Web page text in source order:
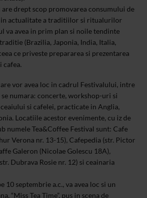
are drept scop promovarea consumului de
in actualitate a traditiilor si ritualurilor
va avea in prim plan si noile tendinte
(Brazilia, Japonia, India, Italia,
ce priveste prepararea si prezentarea
cafea.
vor avea loc in cadrul Festivalului, intre
se numara: concerte, workshop-uri si
si cafelei, practicate in Anglia,
Locatiile acestor evenimente, cu iz de
numele Tea&Coffee Festival sunt: Cafe
Verona nr. 13-15), Cafepedia (str. Pictor
Galeron (Nicolae Golescu 18A),
Dubrava Rosie nr. 12) si ceainaria
10 septembrie a.c., va avea loc si un
“Miss Tea Time”, pus in scena de